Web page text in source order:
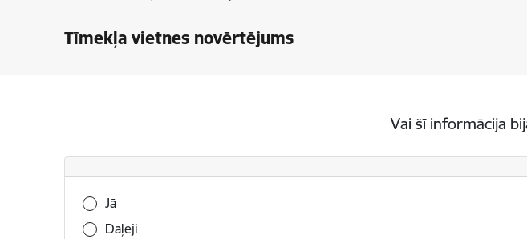
Tīmekļa vietnes novērtējums
Vai šī informācija
Vai šī informācija bija noderīga?
Jā
Daļēji